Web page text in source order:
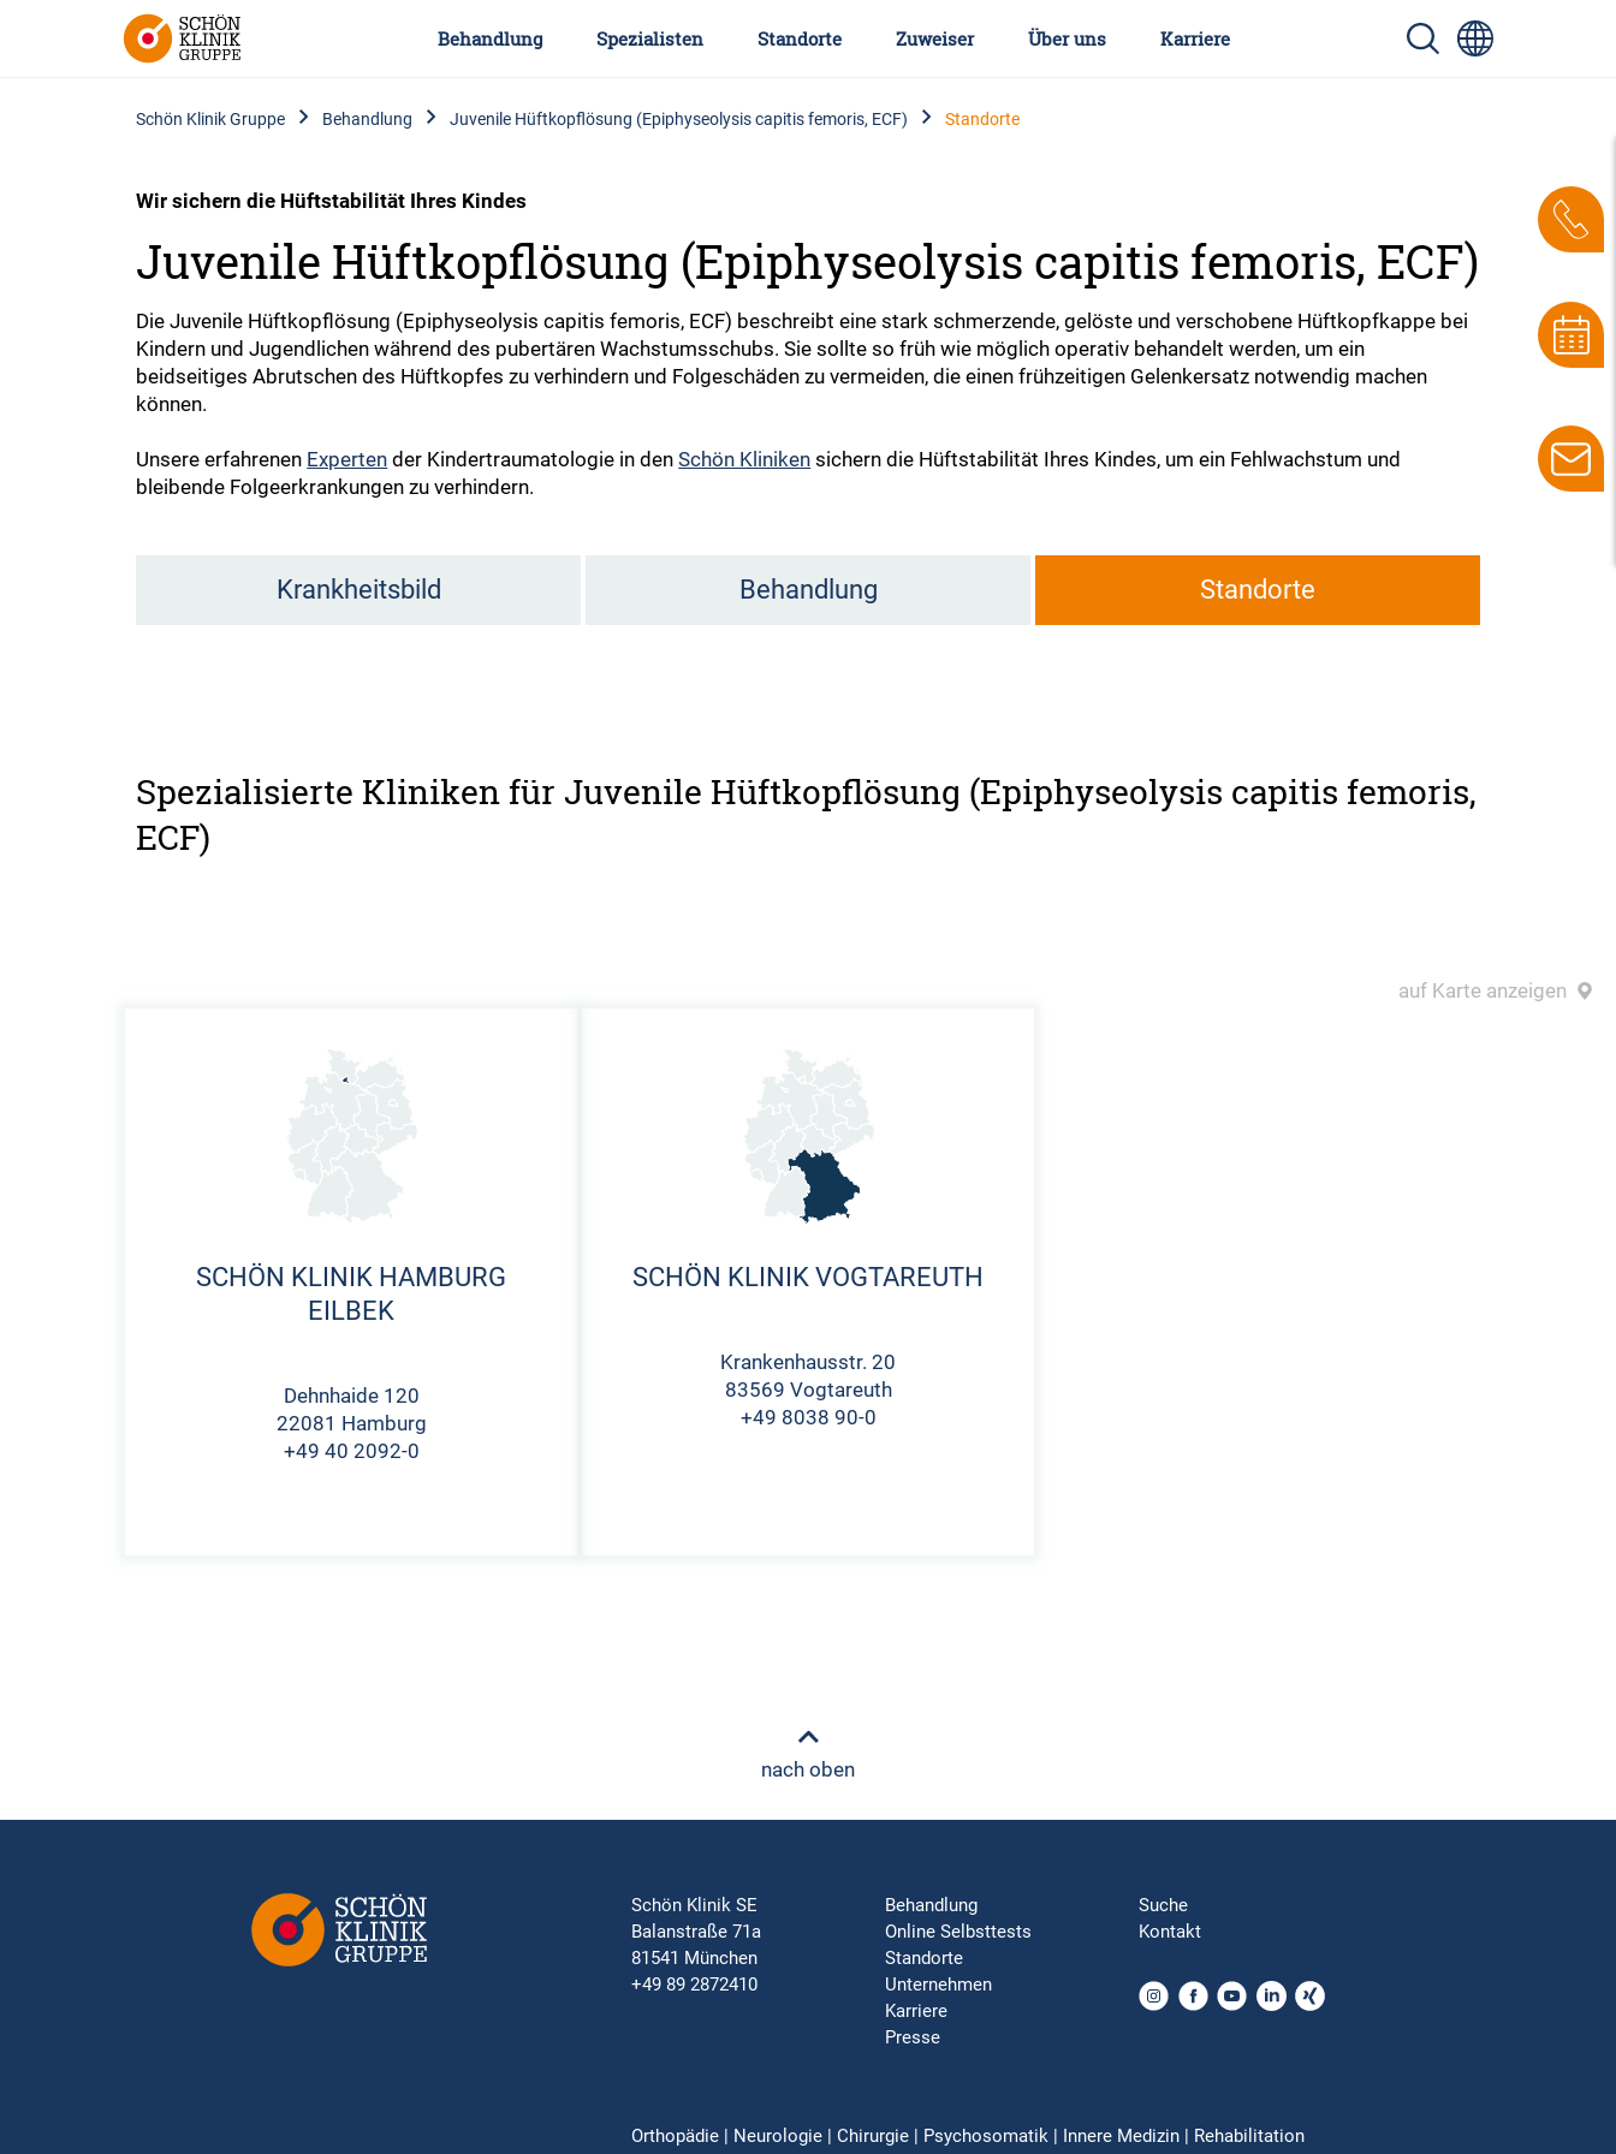
Behandlung Spezialisten Standorte Zuweiser Über uns Karriere
Schön Klinik Gruppe Behandlung Juvenile Hüftkopflösung (Epiphyseolysis capitis femoris, ECF) Standorte
Wir sichern die Hüftstabilität Ihres Kindes
Juvenile Hüftkopflösung (Epiphyseolysis capitis femoris, ECF)
Die Juvenile Hüftkopflösung (Epiphyseolysis capitis femoris, ECF) beschreibt eine stark schmerzende, gelöste und verschobene Hüftkopfkappe bei
Kindern und Jugendlichen während des pubertären Wachstumsschubs. Sie sollte so früh wie möglich operativ behandelt werden, um ein
beidseitiges Abrutschen des Hüftkopfes zu verhindern und Folgeschäden zu vermeiden, die einen frühzeitigen Gelenkersatz notwendig machen
können.
Unsere erfahrenen Experten der Kindertraumatologie in denSchön Kliniken sichern die Hüftstabilität Ihres Kindes, um ein Fehlwachstum und
bleibende Folgeerkrankungen zu verhindern.
Krankheitsbild Behandlung Standorte
Spezialisierte Kliniken für Juvenile Hüftkopflösung (Epiphyseolysis capitis femoris,
ECF)
auf Karte anzeigen
SCHÖN KLINIK HAMBURG
EILBEK
Dehnhaide 120
22081 Hamburg
+49 40 2092-0
SCHÖN KLINIK VOGTAREUTH
Krankenhausstr. 20
83569 Vogtareuth
+49 8038 90-0
nach oben
Schön Klinik SE
Balanstraße 71a
81541 München
+49 89 2872410
Behandlung
Online Selbsttests
Standorte
Unternehmen
Karriere
Presse
Suche
Kontakt
Orthopädie | Neurologie | Chirurgie | Psychosomatik | Innere Medizin | Rehabilitation